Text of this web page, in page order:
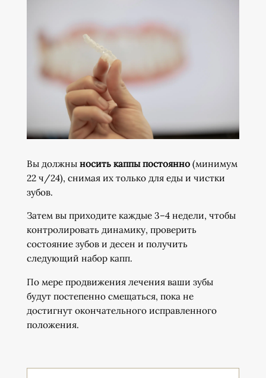
Вы должны носить каппы постоянно(минимум
22 ч/24), снимая их только для еды и чистки
зубов.
Затем вы приходите каждые 3–4 недели, чтобы
контролировать динамику, проверить
состояние зубов и десен и получить
следующий набор капп.
По мере продвижения лечения ваши зубы
будут постепенно смещаться, пока не
достигнут окончательного исправленного
положения.